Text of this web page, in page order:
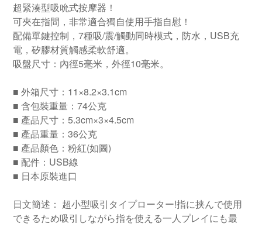
超緊湊型吸吮式按摩器！
可夾在指間，非常適合獨自使用手指自慰！
配備單鍵控制，7種吸/震/觸動同時模式，防水，USB充
電，矽膠材質觸感柔軟舒適。
吸盤尺寸：內徑5毫米，外徑10毫米。
■ 外箱尺寸：11×8.2×3.1cm
■ 含包裝重量：74公克
■ 產品尺寸：5.3cm×3×4.5cm
■ 產品重量：36公克
■ 產品顏色：粉紅(如圖)
■ 配件：USB線
■ 日本原裝進口
日文簡述： 超小型吸引タイプローター!指に挟んで使用
できるため吸引しながら指を使える一人プレイにも最